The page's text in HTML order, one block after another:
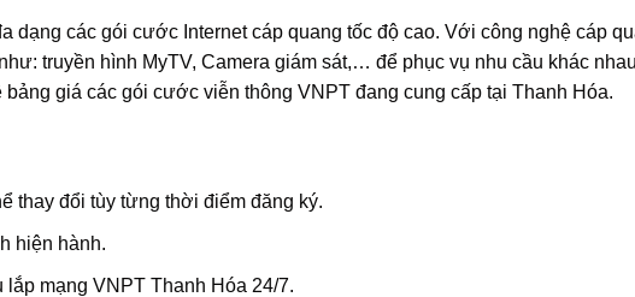
dạng các gói cước Internet cáp quang tốc độ cao. Với công nghệ cáp
truyền hình MyTV, Camera giám sát,… để phục vụ nhu cầu khác
giá các gói cước viễn thông VNPT đang cung cấp tại Thanh Hóa.
thay đổi tùy từng thời điểm đăng ký.
hiện hành.
mạng VNPT Thanh Hóa 24/7.